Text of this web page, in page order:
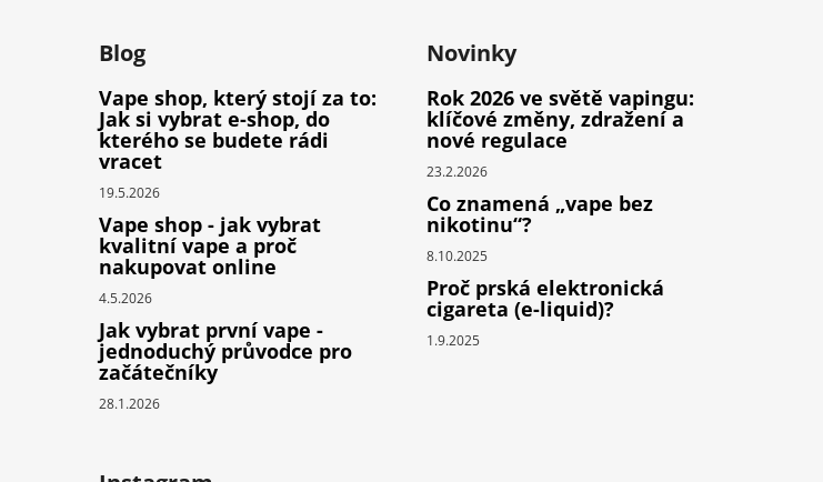
Blog
Vape shop, který stojí za to:
Jak si vybrat e-shop, do
kterého se budete rádi
vracet
19.5.2026
Vape shop - jak vybrat
kvalitní vape a proč
nakupovat online
4.5.2026
Jak vybrat první vape -
jednoduchý průvodce pro
začátečníky
28.1.2026
Novinky
Rok 2026 ve světě vapingu:
klíčové změny, zdražení a
nové regulace
23.2.2026
Co znamená „vape bez
nikotinu“?
8.10.2025
Proč prská elektronická
cigareta (e-liquid)?
1.9.2025